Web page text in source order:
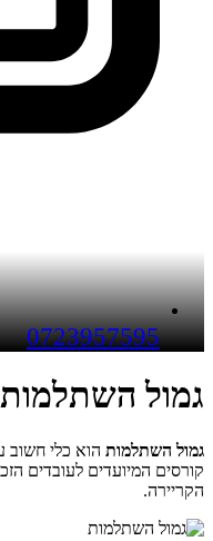
0723957595
גמול
גמול השתלמות הוא כלי
קורסים המיועדים לעובדים
הקריירה.